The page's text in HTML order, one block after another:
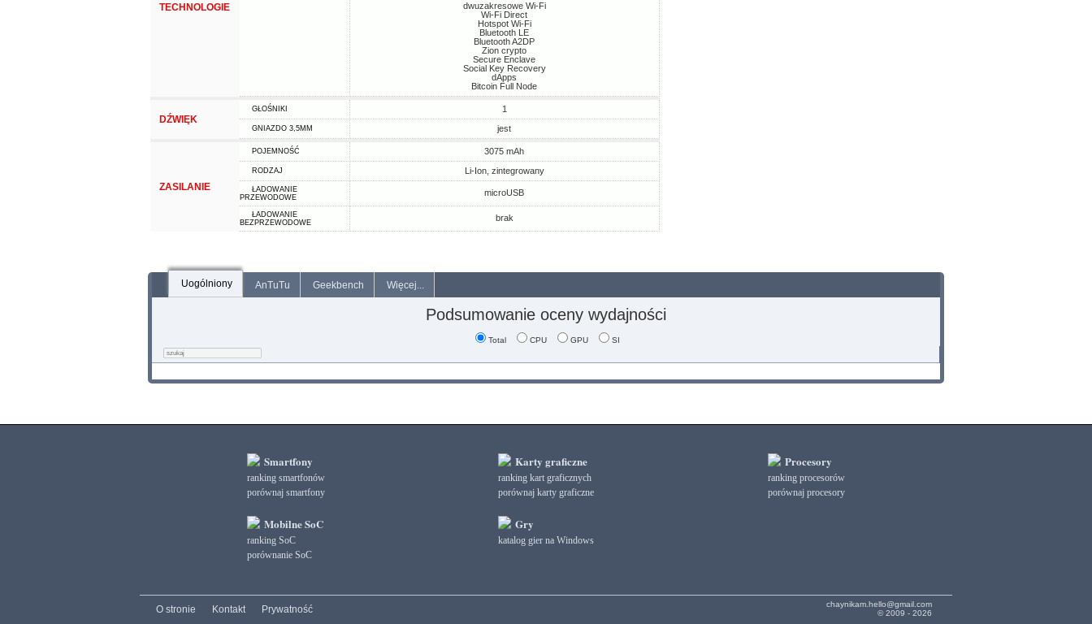
TECHNOLOGIE
dwuzakresowe Wi-Fi
Wi-Fi Direct
Hotspot Wi-Fi
Bluetooth LE
Bluetooth A2DP
Zion crypto
Secure Enclave
Social Key Recovery
dApps
Bitcoin Full Node
DŹWIĘK
GŁOŚNIKI 1
GNIAZDO 3,5MM jest
ZASILANIE
POJEMNOŚĆ 3075 mAh
RODZAJ Li-Ion, zintegrowany
ŁADOWANIE
PRZEWODOWE
microUSB
ŁADOWANIE
BEZPRZEWODOWE
brak
Uogólniony AnTuTu Geekbench Więcej...
Podsumowanie oceny wydajności
Total CPU GPU SI
Smartfony
ranking smartfonów
porównaj smartfony
Mobilne SoC
ranking SoC
porównanie SoC
Karty graficzne
ranking kart graficznych
porównaj karty graficzne
Gry
katalog gier na Windows
Procesory
ranking procesorów
porównaj procesory
chaynikam.hello@gmail.com
© 2009 - 2026
O stronie Kontakt Prywatność